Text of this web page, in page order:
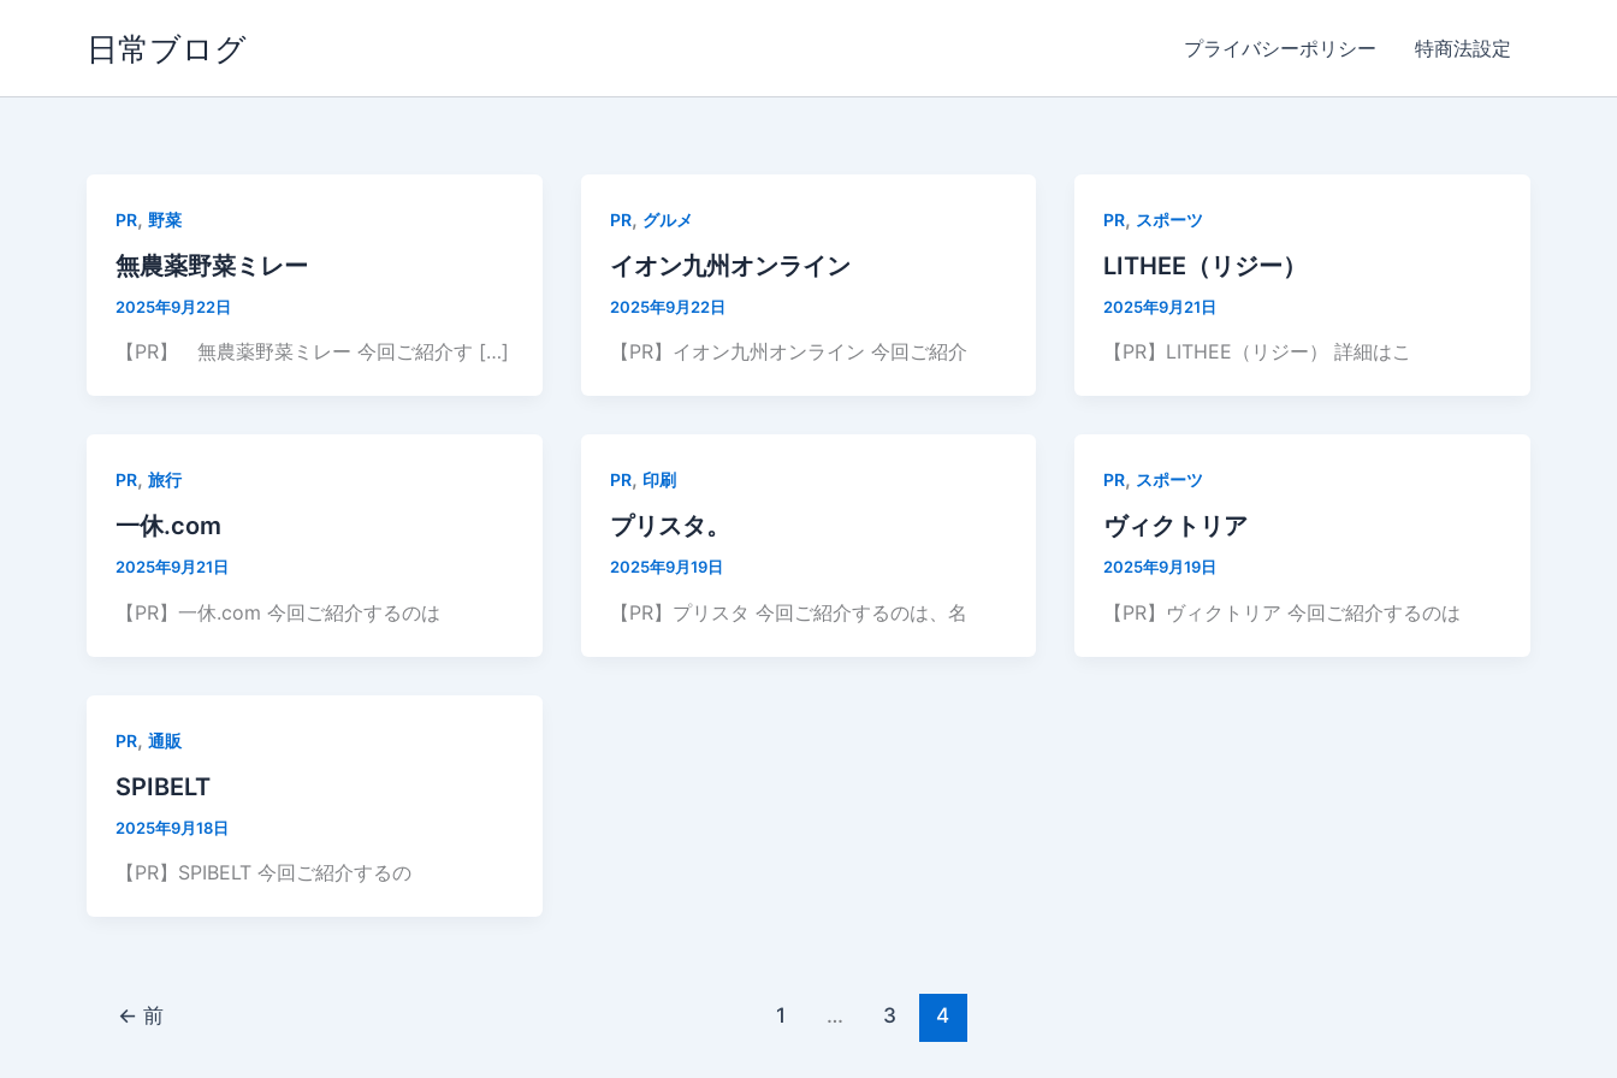
日常ブログ プライバシーポリシー 特商法設定
PR, 野菜
無農薬野菜ミレー
2025年9月22日
【PR】 無農薬野菜ミレー 今回ご紹介す […]
PR, グルメ
イオン九州オンライン
2025年9月22日
【PR】イオン九州オンライン 今回ご紹介
PR, スポーツ
LITHEE（リジー）
2025年9月21日
【PR】LITHEE（リジー） 詳細はこ
PR, 旅行
一休.com
2025年9月21日
【PR】一休.com 今回ご紹介するのは
PR, 印刷
プリスタ。
2025年9月19日
【PR】プリスタ 今回ご紹介するのは、名
PR, スポーツ
ヴィクトリア
2025年9月19日
【PR】ヴィクトリア 今回ご紹介するのは
PR, 通販
SPIBELT
2025年9月18日
【PR】SPIBELT 今回ご紹介するの
← 前 1 … 3 4